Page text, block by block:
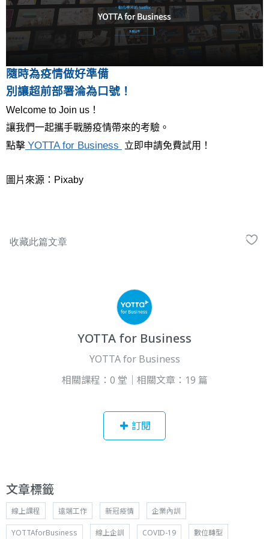
隨時為疫情做好準備
別讓超前部署淪為口號！
Welcome to Join us！
讓我們一起攜手戰勝疫情帶來的考驗。
點擊 YOTTA for Business 立即申請免費試用！
圖片來源：Pixaby
YOTTA for Business
YOTTA for Business
相關課程：0 堂｜相關文章：19 篇
訂閱
文章標籤
線上課程 遠端工作 新冠疫情 企業內訓
YOTTAforBusiness 線上企訓 COVID-19 數位轉型